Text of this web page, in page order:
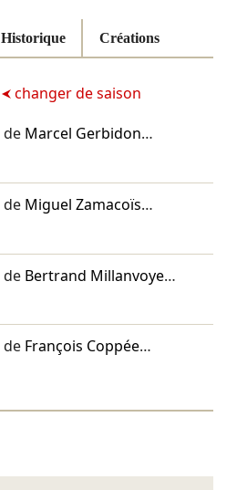
Historique Créations
changer de saison
de Marcel Gerbidon…
de Miguel Zamacoïs…
de Bertrand Millanvoye…
de François Coppée…